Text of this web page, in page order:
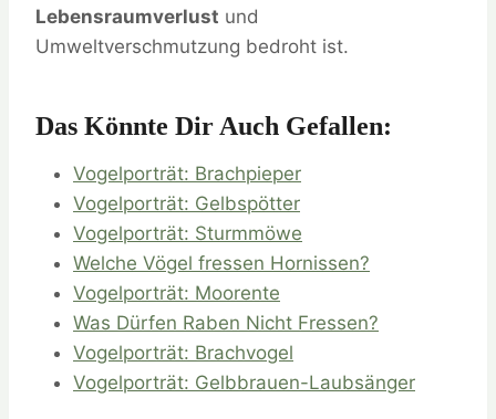
Lebensraumverlust und
Umweltverschmutzung bedroht ist.
Das Könnte Dir Auch Gefallen:
Vogelporträt: Brachpieper
Vogelporträt: Gelbspötter
Vogelporträt: Sturmmöwe
Welche Vögel fressen Hornissen?
Vogelporträt: Moorente
Was Dürfen Raben Nicht Fressen?
Vogelporträt: Brachvogel
Vogelporträt: Gelbbrauen-Laubsänger